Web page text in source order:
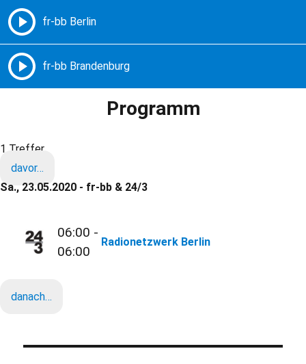
Freie Radios – Berlin Brandenburg
Programm
1 Treffer
davor…
Sa., 23.05.2020 - fr-bb & 24/3
06:00 -
06:00
Radionetzwerk Berlin
danach…